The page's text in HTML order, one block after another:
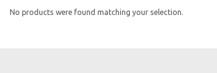
No products were found matching your selection.